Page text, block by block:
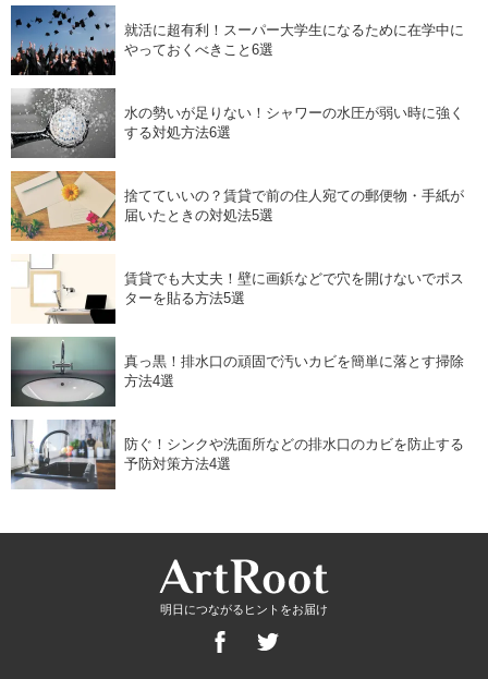
就活に超有利！スーパー大学生になるために在学中に
やっておくべきこと6選
水の勢いが足りない！シャワーの水圧が弱い時に強く
する対処方法6選
捨てていいの？賃貸で前の住人宛ての郵便物・手紙が
届いたときの対処法5選
賃貸でも大丈夫！壁に画鋲などで穴を開けないでポス
ターを貼る方法5選
真っ黒！排水口の頑固で汚いカビを簡単に落とす掃除
方法4選
防ぐ！シンクや洗面所などの排水口のカビを防止する
予防対策方法4選
明日につながるヒントをお届け